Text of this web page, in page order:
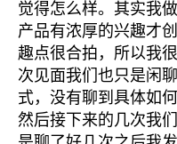
觉得怎么样。其实我
产品有浓厚的兴趣才
趣点很合拍，所以我
次见面我们也只是闲
式，没有聊到具体如
然后接下来的几次我